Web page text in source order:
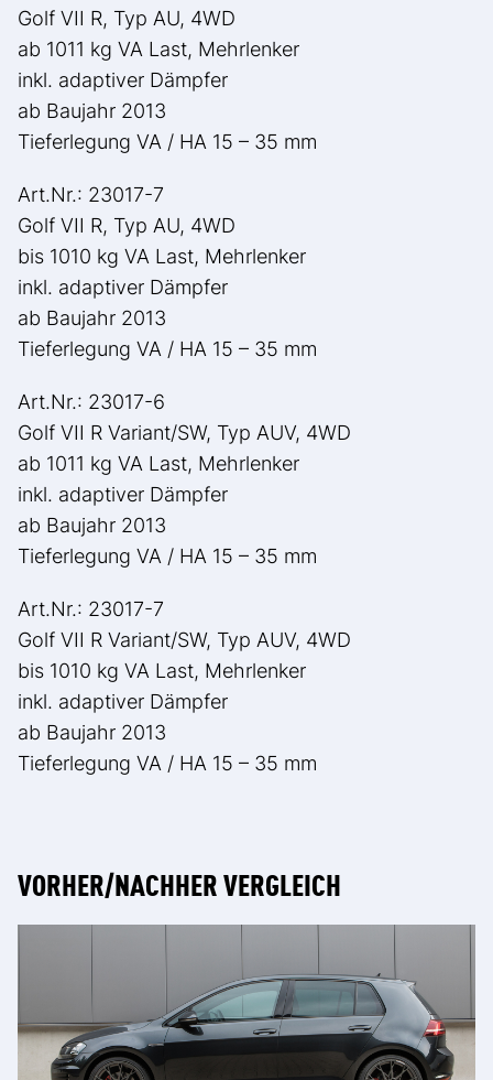
Golf VII R, Typ AU, 4WD
ab 1011 kg VA Last, Mehrlenker
inkl. adaptiver Dämpfer
ab Baujahr 2013
Tieferlegung VA / HA 15 – 35 mm
Art.Nr.: 23017-7
Golf VII R, Typ AU, 4WD
bis 1010 kg VA Last, Mehrlenker
inkl. adaptiver Dämpfer
ab Baujahr 2013
Tieferlegung VA / HA 15 – 35 mm
Art.Nr.: 23017-6
Golf VII R Variant/SW, Typ AUV, 4WD
ab 1011 kg VA Last, Mehrlenker
inkl. adaptiver Dämpfer
ab Baujahr 2013
Tieferlegung VA / HA 15 – 35 mm
Art.Nr.: 23017-7
Golf VII R Variant/SW, Typ AUV, 4WD
bis 1010 kg VA Last, Mehrlenker
inkl. adaptiver Dämpfer
ab Baujahr 2013
Tieferlegung VA / HA 15 – 35 mm
VORHER/NACHHER VERGLEICH